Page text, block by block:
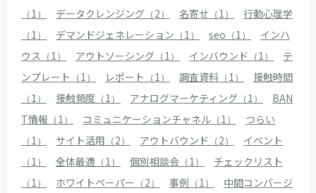
（1）
データクレンジング（2） 名寄せ（1）
行動心理学
（1）
デマンドジェネレーション（1） seo（1）
インハ
ウス（1）
アウトソーシング（1） インバウンド（1）
テ
ンプレート（1）
レポート（1） 調査資料（1）
接触時間
（1）
接触頻度（1） アナログマーケティング（1）
BAN
T情報（1）
コミュニケーションチャネル（1）
つらい
（1）
サイト活用（2） アウトバウンド（2）
イベント
（1）
全体最適（1） 個別相談会（1）
チェックリスト
（1）
ホワイトペーパー（2） 事例（1）
中間コンバージ